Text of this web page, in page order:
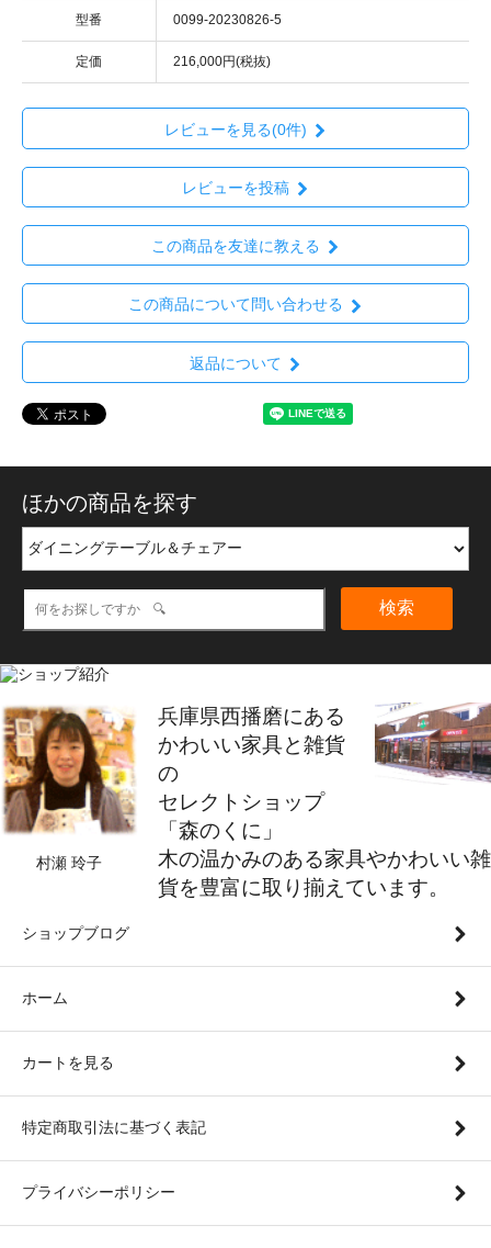
型番 0099-20230826-5
定価 216,000円(税抜)
レビューを見る(0件)
レビューを投稿
この商品を友達に教える
この商品について問い合わせる
返品について
ほかの商品を探す
検索
村瀬 玲子
兵庫県西播磨にある
かわいい家具と雑貨
の
セレクトショップ
「森のくに」
木の温かみのある家具やかわいい雑
貨を豊富に取り揃えています。
ショップブログ
ホーム
カートを見る
特定商取引法に基づく表記
プライバシーポリシー